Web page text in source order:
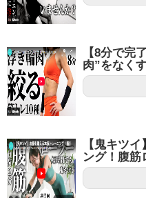
【8分で完
肉”をなく
【鬼キツ
ング！腹筋